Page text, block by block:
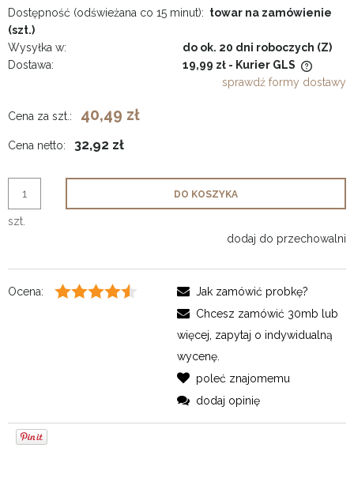
Dostępność (odświeżana co 15 minut): towar na zamówienie
(szt.)
Wysyłka w:
do ok. 20 dni roboczych (Z)
Dostawa:
19,99 zł - Kurier GLS
Cena nie zawiera ewentualnych kosztów płatności
sprawdź formy dostawy
Cena za szt.: 40,49 zł
Cena netto: 32,92 zł
szt.
DO KOSZYKA
dodaj do przechowalni
Ocena:
Jak zamówić probkę?
Chcesz zamówić 30mb lub
więcej, zapytaj o indywidualną
wycenę.
poleć znajomemu
dodaj opinię